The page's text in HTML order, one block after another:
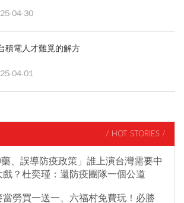
04-30
積電人才難覓的解方
04-01
/ HOT STORIES /
藥、誤導防疫政策」誰上演台灣需要中
戲？杜奕瑾：還防疫團隊一個公道
勞買一送一、六福村免費玩！必勝